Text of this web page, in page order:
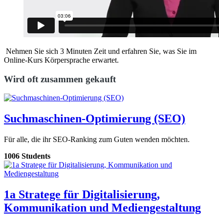
Nehmen Sie sich 3 Minuten Zeit und erfahren Sie, was Sie im
Online-Kurs Körpersprache erwartet.
Wird oft zusammen gekauft
Suchmaschinen-Optimierung (SEO)
Für alle, die ihr SEO-Ranking zum Guten wenden möchten.
1006 Students
1a Stratege für Digitalisierung,
Kommunikation und Mediengestaltung